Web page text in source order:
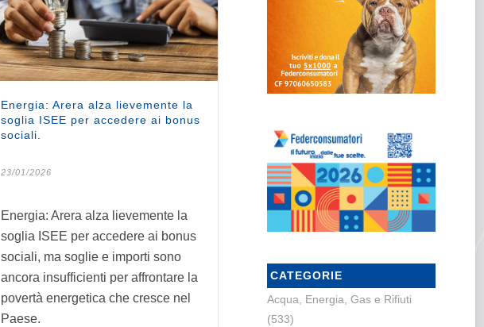
Energia: Arera alza lievemente la
soglia ISEE per accedere ai bonus
sociali.
23/01/2026
Energia: Arera alza lievemente la
soglia ISEE per accedere ai bonus
sociali, ma soglie e importi sono
ancora insufficienti per affrontare la
povertà energetica che cresce nel
Paese.
CATEGORIE
Acqua, Energia, Gas e Rifiuti
(533)